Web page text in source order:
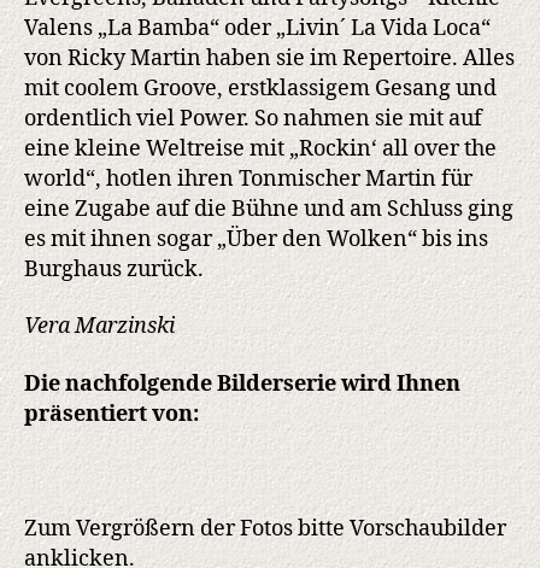
Valens „La Bamba“ oder „Livin´ La Vida Loca“
von Ricky Martin haben sie im Repertoire. Alles
mit coolem Groove, erstklassigem Gesang und
ordentlich viel Power. So nahmen sie mit auf
eine kleine Weltreise mit „Rockin‘ all over the
world“, hotlen ihren Tonmischer Martin für
eine Zugabe auf die Bühne und am Schluss ging
es mit ihnen sogar „Über den Wolken“ bis ins
Burghaus zurück.
Vera Marzinski
Die nachfolgende Bilderserie wird Ihnen
präsentiert von:
Zum Vergrößern der Fotos bitte Vorschaubilder
anklicken.